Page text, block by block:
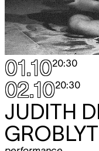
01.1020:30
02.1020:30
JUDITH